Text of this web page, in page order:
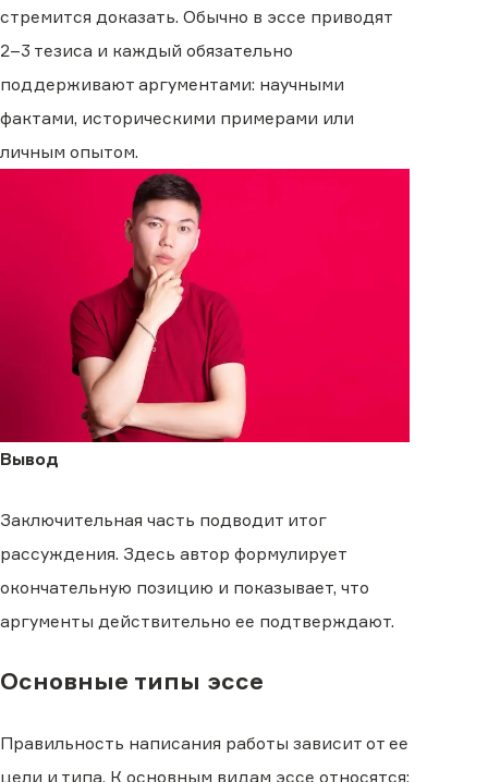
стремится доказать. Обычно в эссе приводят
2–3 тезиса и каждый обязательно
поддерживают аргументами: научными
фактами, историческими примерами или
личным опытом.
Вывод
Заключительная часть подводит итог
рассуждения. Здесь автор формулирует
окончательную позицию и показывает, что
аргументы действительно ее подтверждают.
Основные типы эссе
Правильность написания работы зависит от ее
цели и типа. К основным видам эссе относятся: